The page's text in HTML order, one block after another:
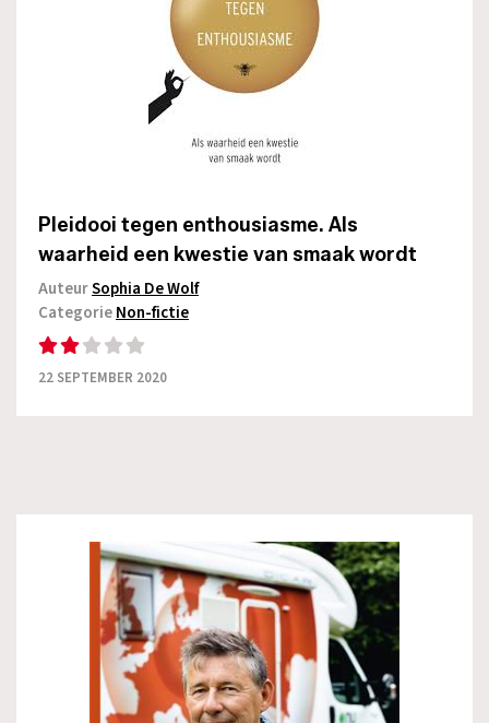
Pleidooi tegen enthousiasme. Als
waarheid een kwestie van smaak wordt
AuteurSophia De Wolf
CategorieNon-fictie
22 SEPTEMBER 2020